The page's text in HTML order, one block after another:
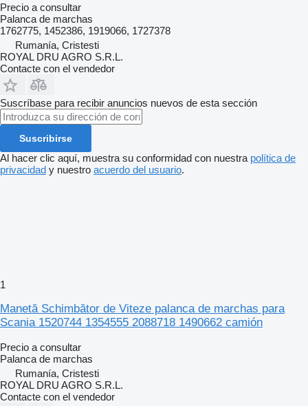
Precio a consultar
Palanca de marchas
1762775, 1452386, 1919066, 1727378
Rumanía, Cristesti
ROYAL DRU AGRO S.R.L.
Contacte con el vendedor
Suscríbase para recibir anuncios nuevos de esta sección
Suscribirse
Al hacer clic aquí, muestra su conformidad con nuestra política de
privacidad y nuestro acuerdo del usuario.
1
Manetă Schimbător de Viteze palanca de marchas para
Scania 1520744 1354555 2088718 1490662 camión
Precio a consultar
Palanca de marchas
Rumanía, Cristesti
ROYAL DRU AGRO S.R.L.
Contacte con el vendedor